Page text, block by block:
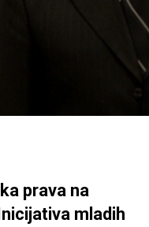
prava na
mladih